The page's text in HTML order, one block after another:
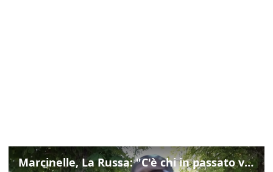
Marcinelle, La Russa: "C'è chi in passato voltava le spalle a Marcinelle"